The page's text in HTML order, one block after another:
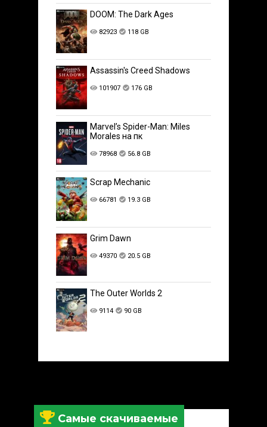
DOOM: The Dark Ages
82923 118 GB
Assassin's Creed Shadows
101907 176 GB
Marvel’s Spider-Man: Miles
Morales на пк
78968 56.8 GB
Scrap Mechanic
66781 19.3 GB
Grim Dawn
49370 20.5 GB
The Outer Worlds 2
9114 90 GB
Самые скачиваемые